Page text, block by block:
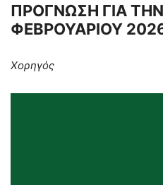
ΠΡΟΓΝΩΣΗ ΓΙΑ
ΦΕΒΡΟΥΑΡΙΟΥ
Χορηγός